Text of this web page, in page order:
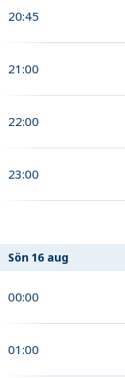
20:45
21:00
22:00
23:00
Sön 16 aug
00:00
01:00